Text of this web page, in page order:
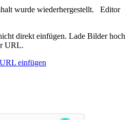
wurde wiederhergestellt. Editor
direkt einfügen. Lade Bilder hoch
URL.
einfügen